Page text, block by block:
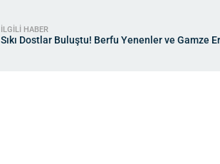
İLGİLİ HABER
Sıkı Dostlar Buluştu! Berfu Yenenler ve Gamze